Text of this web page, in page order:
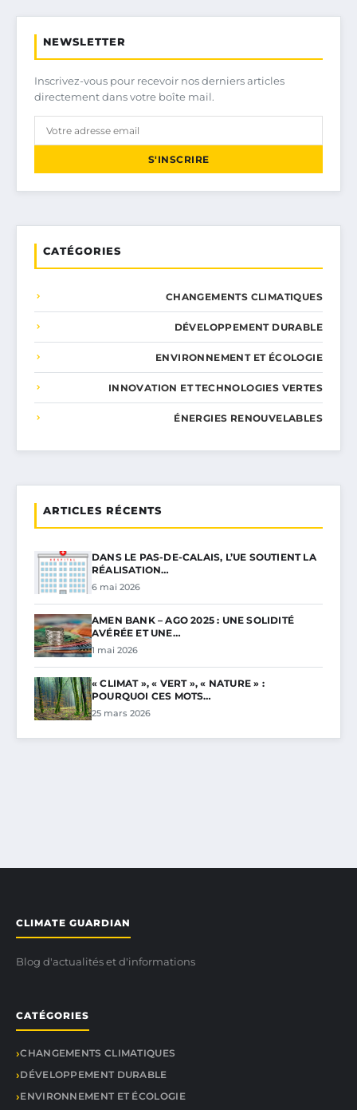
NEWSLETTER
Inscrivez-vous pour recevoir nos derniers articles
directement dans votre boîte mail.
S'INSCRIRE
CATÉGORIES
CHANGEMENTS CLIMATIQUES
DÉVELOPPEMENT DURABLE
ENVIRONNEMENT ET ÉCOLOGIE
INNOVATION ET TECHNOLOGIES VERTES
ÉNERGIES RENOUVELABLES
ARTICLES RÉCENTS
DANS LE PAS-DE-CALAIS, L’UE SOUTIENT LA
RÉALISATION…
6 mai 2026
AMEN BANK – AGO 2025 : UNE SOLIDITÉ
AVÉRÉE ET UNE…
1 mai 2026
« CLIMAT », « VERT », « NATURE » :
POURQUOI CES MOTS…
25 mars 2026
CLIMATE GUARDIAN
Blog d'actualités et d'informations
CATÉGORIES
CHANGEMENTS CLIMATIQUES
DÉVELOPPEMENT DURABLE
ENVIRONNEMENT ET ÉCOLOGIE